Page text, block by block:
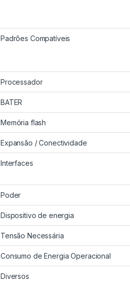
Padrões Compatíveis
Processador
BATER
Memória flash
Expansão / Conectividade
Interfaces
Poder
Dispositivo de energia
Tensão Necessária
Consumo de Energia Operacional
Diversos